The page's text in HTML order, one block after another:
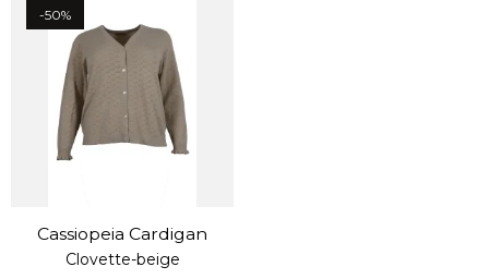
-50%
Cassiopeia Cardigan
Clovette-beige